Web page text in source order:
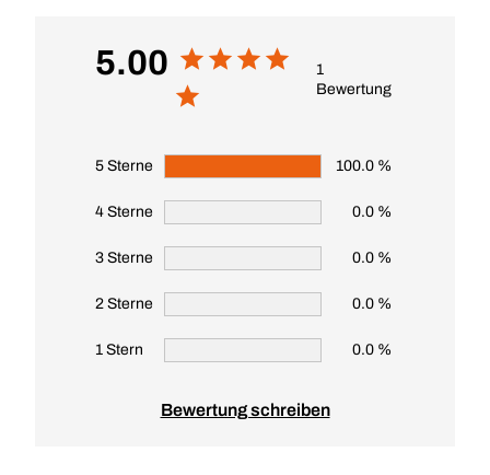
5.00
1
Bewertung
5 Sterne 100.0 %
4 Sterne 0.0 %
3 Sterne 0.0 %
2 Sterne 0.0 %
1 Stern 0.0 %
Bewertung schreiben